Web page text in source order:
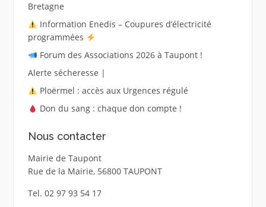
Bretagne
Information Enedis – Coupures d’électricité
programmées
Forum des Associations 2026 à Taupont !
Alerte sécheresse |
Ploërmel : accès aux Urgences régulé
Don du sang : chaque don compte !
Nous contacter
Mairie de Taupont
Rue de la Mairie, 56800 TAUPONT
Tel. 02 97 93 54 17